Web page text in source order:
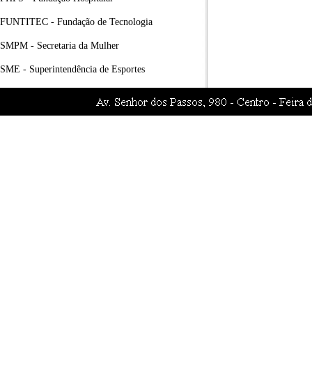
FUNTITEC - Fundação de Tecnologia
SMPM - Secretaria da Mulher
SME - Superintendência de Esportes